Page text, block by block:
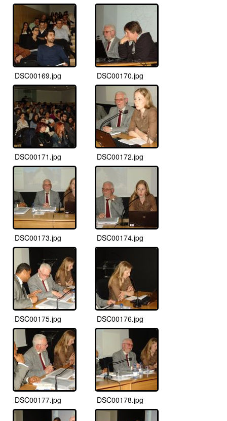
DSC00169.jpg DSC00170.jpg
DSC00171.jpg DSC00172.jpg
DSC00173.jpg DSC00174.jpg
DSC00175.jpg DSC00176.jpg
DSC00177.jpg DSC00178.jpg